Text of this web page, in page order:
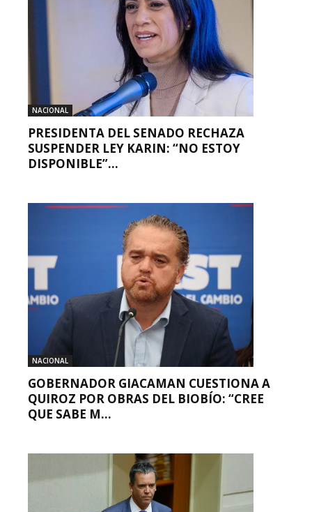
NACIONAL
PRESIDENTA DEL SENADO RECHAZA
SUSPENDER LEY KARIN: “NO ESTOY
DISPONIBLE”...
NACIONAL
GOBERNADOR GIACAMAN CUESTIONA A
QUIROZ POR OBRAS DEL BIOBÍO: “CREE
QUE SABE M...